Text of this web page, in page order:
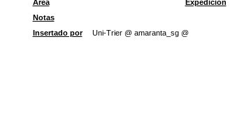
Área
Expedición
Notas
Insertado por
Uni-Trier @ amaranta_sg @